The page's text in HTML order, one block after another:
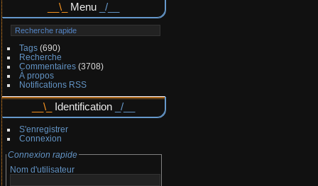
Menu
Tags(690)
Recherche
Commentaires(3708)
À propos
Notifications RSS
Identification
S'enregistrer
Connexion
Connexion rapide
Nom d'utilisateur